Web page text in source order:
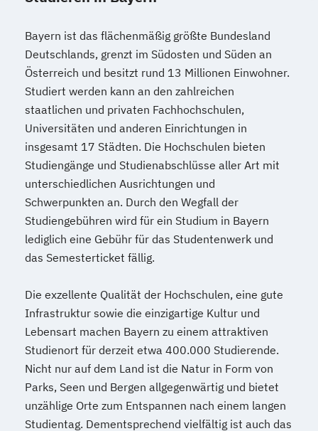
Recruiter*in
Referent*in Interkulturelle
Wirtschaftskommunikation
Referent*in International Business
Communication English
Referent*in International Business
Communication English/French
Referent*in Wirtschaftsrecht
Regelungstechnik
Salesmanager*in
Schulbegleiter*in Senior Manager*in
Spanisch Sprachkurs A1
Spanisch Sprachkurs A2
Spanisch Sprachkurs B2
Spanisch Sprachkurs C1
Spanisch Sprachkurs C2
Spezialist*in Automatisierungstechnik
Spezialist*in Big Data
Spezialist*in CAD Konstruktion und
Simulation
Bayern ist das flächenmäßig größte Bundesland
Deutschlands, grenzt im Südosten und Süden an
Österreich und besitzt rund 13 Millionen Einwohner.
Studiert werden kann an den zahlreichen
staatlichen und privaten Fachhochschulen,
Universitäten und anderen Einrichtungen in
insgesamt 17 Städten. Die Hochschulen bieten
Studiengänge und Studienabschlüsse aller Art mit
unterschiedlichen Ausrichtungen und
Schwerpunkten an. Durch den Wegfall der
Studiengebühren wird für ein Studium in Bayern
lediglich eine Gebühr für das Studentenwerk und
das Semesterticket fällig.
Die exzellente Qualität der Hochschulen, eine gute
Infrastruktur sowie die einzigartige Kultur und
Lebensart machen Bayern zu einem attraktiven
Studienort für derzeit etwa 400.000 Studierende.
Nicht nur auf dem Land ist die Natur in Form von
Parks, Seen und Bergen allgegenwärtig und bietet
unzählige Orte zum Entspannen nach einem langen
Studientag. Dementsprechend vielfältig ist auch das